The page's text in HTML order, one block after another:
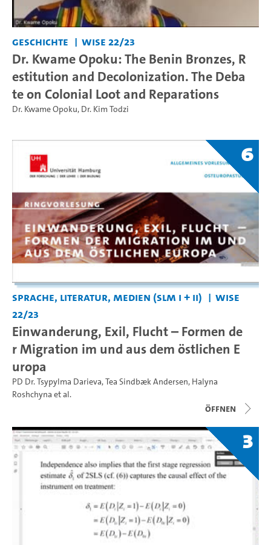
Geschichte WiSe 22/23
Dr. Kwame Opoku: The Benin Bronzes, R
estitution and Decolonization. The Deba
te on Colonial Loot and Reparations
Dr. Kwame Opoku, Dr. Kim Todzi
6
Sprache, Literatur, Medien (SLM I + II)
WiSe
22/23
Einwanderung, Exil, Flucht – Formen de
r Migration im und aus dem östlichen E
uropa
PD Dr. Tsypylma Darieva,Tea Sindbæk Andersen, Halyna
Roshchyna et al.
Öffnen
3